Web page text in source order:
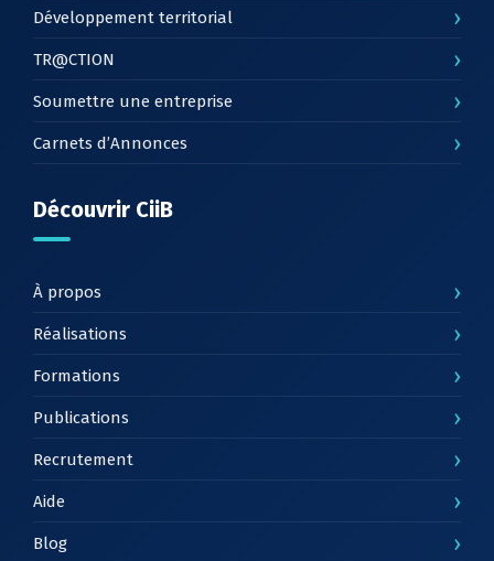
Développement territorial ›
TR@CTION ›
Soumettre une entreprise ›
Carnets d’Annonces ›
Découvrir CiiB
À propos ›
Réalisations ›
Formations ›
Publications ›
Recrutement ›
Aide ›
Blog ›